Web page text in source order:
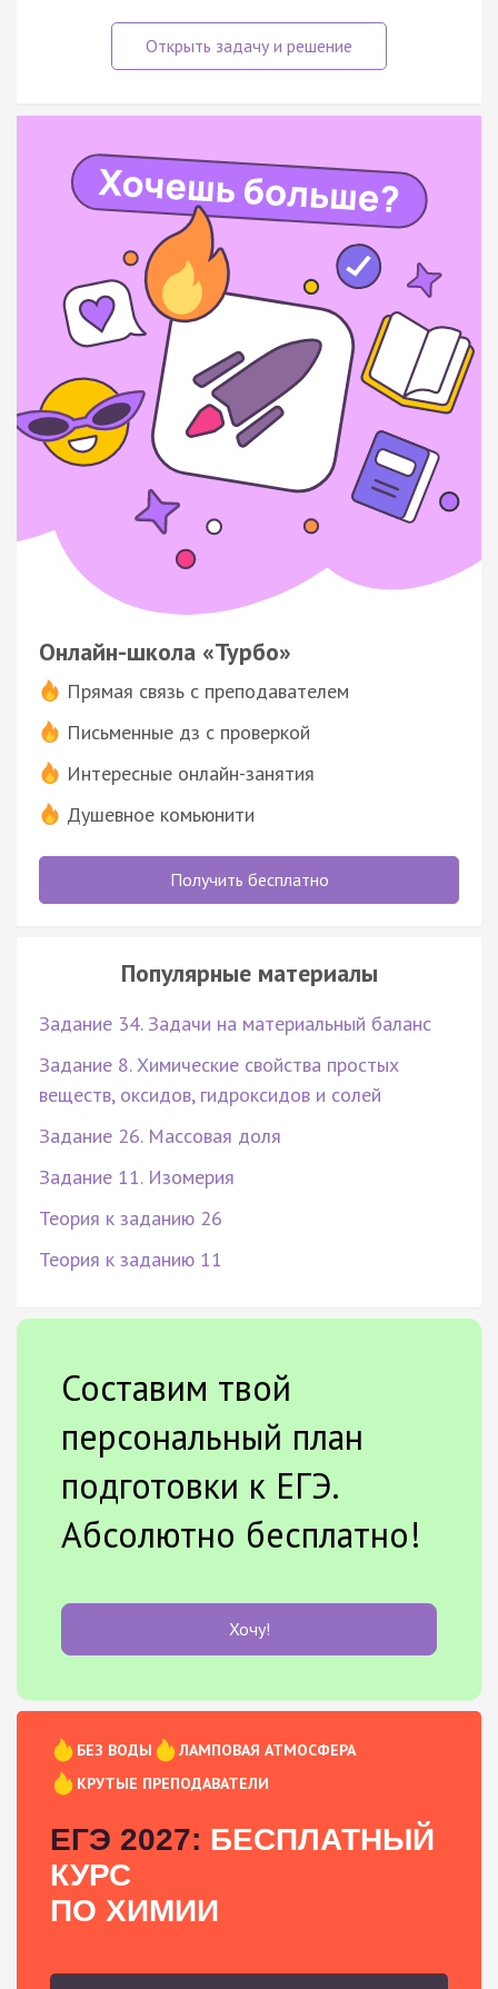
Онлайн-школа «Турбо»
Прямая связь с преподавателем
Письменные дз с проверкой
Интересные онлайн-занятия
Душевное комьюнити
Получить бесплатно
Популярные материалы
Задание 34. Задачи на материальный баланс
Задание 8. Химические свойства простых
веществ, оксидов, гидроксидов и солей
Задание 26. Массовая доля
Задание 11. Изомерия
Теория к заданию 26
Теория к заданию 11
Составим твой
персональный план
подготовки к ЕГЭ.
Абсолютно бесплатно!
Хочу!
БЕЗ ВОДЫ
ЛАМПОВАЯ АТМОСФЕРА
КРУТЫЕ ПРЕПОДАВАТЕЛИ
ЕГЭ 2027: БЕСПЛАТНЫЙ
КУРС
ПО ХИМИИ